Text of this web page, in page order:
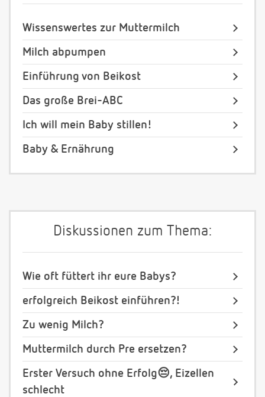
Wissenswertes zur Muttermilch
Milch abpumpen
Einführung von Beikost
Das große Brei-ABC
Ich will mein Baby stillen!
Baby & Ernährung
Diskussionen zum Thema:
Wie oft füttert ihr eure Babys?
erfolgreich Beikost einführen?!
Zu wenig Milch?
Muttermilch durch Pre ersetzen?
Erster Versuch ohne Erfolg😔, Eizellen
schlecht